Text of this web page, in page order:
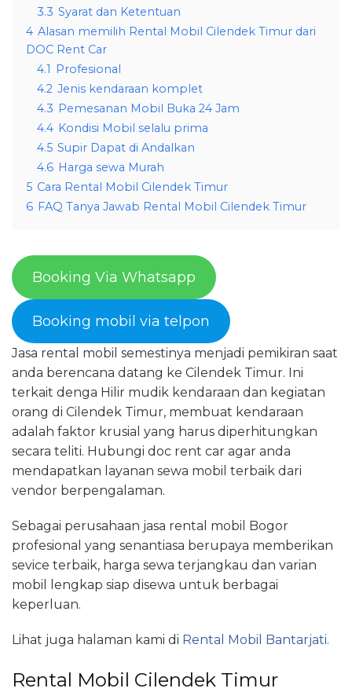
3.3 Syarat dan Ketentuan
4 Alasan memilih Rental Mobil Cilendek Timur dari
DOC Rent Car
4.1 Profesional
4.2 Jenis kendaraan komplet
4.3 Pemesanan Mobil Buka 24 Jam
4.4 Kondisi Mobil selalu prima
4.5 Supir Dapat di Andalkan
4.6 Harga sewa Murah
5 Cara Rental Mobil Cilendek Timur
6 FAQ Tanya Jawab Rental Mobil Cilendek Timur
Booking Via Whatsapp
Booking mobil via telpon
Jasa rental mobil semestinya menjadi pemikiran saat
anda berencana datang ke Cilendek Timur. Ini
terkait denga Hilir mudik kendaraan dan kegiatan
orang di Cilendek Timur, membuat kendaraan
adalah faktor krusial yang harus diperhitungkan
secara teliti. Hubungi doc rent car agar anda
mendapatkan layanan sewa mobil terbaik dari
vendor berpengalaman.
Sebagai perusahaan jasa rental mobil Bogor
profesional yang senantiasa berupaya memberikan
sevice terbaik, harga sewa terjangkau dan varian
mobil lengkap siap disewa untuk berbagai
keperluan.
Lihat juga halaman kami di Rental Mobil Bantarjati.
Rental Mobil Cilendek Timur